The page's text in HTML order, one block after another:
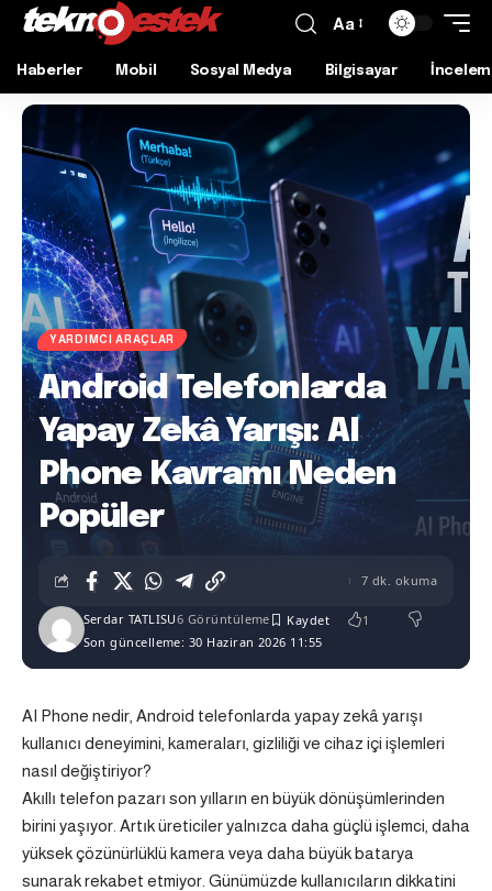
Aa
Haberler Mobil Sosyal Medya Bilgisayar
YARDIMCI ARAÇLAR
Android Telefonlarda
Yapay Zekâ Yarışı: AI
Phone Kavramı Neden
Popüler
Son güncelleme: 30 Haziran 2026 11:55
Serdar TATLISU6 Görüntüleme 1
7 dk. okuma
AI Phone nedir, Android telefonlarda yapay zekâ yarışı
kullanıcı deneyimini, kameraları, gizliliği ve cihaz içi işlemleri
nasıl değiştiriyor?
Akıllı telefon pazarı son yılların en büyük dönüşümlerinden
birini yaşıyor. Artık üreticiler yalnızca daha güçlü işlemci, daha
yüksek çözünürlüklü kamera veya daha büyük batarya
sunarak rekabet etmiyor. Günümüzde kullanıcıların dikkatini